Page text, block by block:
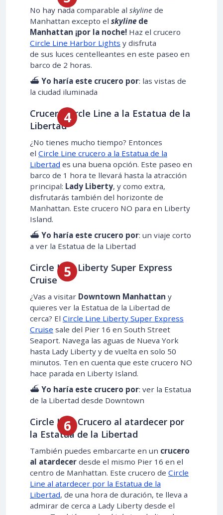
No hay nada comparable al skyline de
Manhattan excepto el skyline de
Manhattan ¡por la noche! Haz el crucero
Circle Line Harbor Lights y disfruta
de sus luces centelleantes en este paseo en
barco de 2 horas.
⛴️ Yo haría este crucero por: las vistas de
la ciudad iluminada
Crucero Circle Line a la Estatua de la
Libertad
¿No tienes mucho tiempo? Entonces
el Circle Line crucero a la Estatua de la
Libertad es una buena opción. Este paseo en
barco de 1 hora te llevará hasta la atracción
principal: Lady Liberty, y como extra,
disfrutarás también del horizonte de
Manhattan. Este crucero NO para en Liberty
Island.
⛴️ Yo haría este crucero por: un viaje corto
a ver la Estatua de la Libertad
Circle Line Liberty Super Express
Cruise
¿Vas a visitar Downtown Manhattan y
quieres ver la Estatua de la Libertad de
cerca? El Circle Line Liberty Super Express
Cruise sale del Pier 16 en South Street
Seaport. Navega las aguas de Nueva York
hasta Lady Liberty y de vuelta en solo 50
minutos. Ten en cuenta que este crucero NO
hace parada en Liberty Island.
⛴️ Yo haría este crucero por: ver la Estatua
de la Libertad desde Downtown
Circle Line Crucero al atardecer por
la Estatua de la Libertad
También puedes embarcarte en un crucero
al atardecer desde el mismo Pier 16 en el
centro de Manhattan. Este crucero de Circle
Line al atardecer por la Estatua de la
Libertad, de una hora de duración, te lleva a
admirar de cerca a Lady Liberty desde el